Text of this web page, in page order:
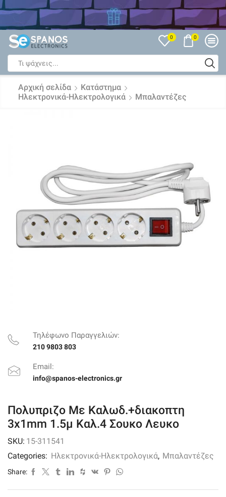
Δείτε όλες τις Εκπτώσεις
0 0
input
Αρχική σελίδα
Κατάστημα
Ηλεκτρονικά-Ηλεκτρολογικά
Μπαλαντέζες
Τηλέφωνο Παραγγελιών:
210 9803 803
Email:
info@spanos-electronics.gr
Πολυπριζο Με Καλωδ.+διακοπτη
3x1mm 1.5μ Καλ.4 Σουκο Λευκο
SKU: 15-311541
Categories: Ηλεκτρονικά-Ηλεκτρολογικά, Μπαλαντέζες
Share: